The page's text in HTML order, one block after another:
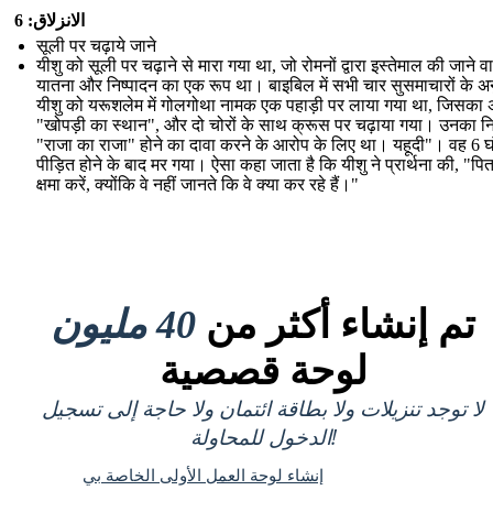
الانزلاق: 6
सूली पर चढ़ाये जाने
यीशु को सूली पर चढ़ाने से मारा गया था, जो रोमनों द्वारा इस्तेमाल की जाने
यातना और निष्पादन का एक रूप था। बाइबिल में सभी चार सुसमाचारों के
यीशु को यरूशलेम में गोलगोथा नामक एक पहाड़ी पर लाया गया था, जिसका
"खोपड़ी का स्थान", और दो चोरों के साथ क्रूस पर चढ़ाया गया। उनका
"राजा का राजा" होने का दावा करने के आरोप के लिए था। यहूदी"। वह 6
पीड़ित होने के बाद मर गया। ऐसा कहा जाता है कि यीशु ने प्रार्थना की,
क्षमा करें, क्योंकि वे नहीं जानते कि वे क्या कर रहे हैं।"
تم إنشاء أكثر من 40 مليون
لوحة قصصية
لا توجد تنزيلات ولا بطاقة ائتمان ولا حاجة إلى تسجيل
الدخول للمحاولة!
إنشاء لوحة العمل الأولى الخاصة بي